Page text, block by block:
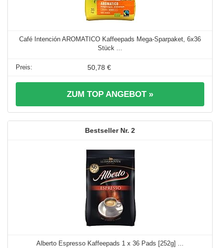
Café Intención AROMATICO Kaffeepads Mega-Sparpaket, 6x36
Stück ...
50,78 €
ZUM TOP ANGEBOT »
2
Alberto Espresso Kaffeepads 1 x 36 Pads [252g] ...